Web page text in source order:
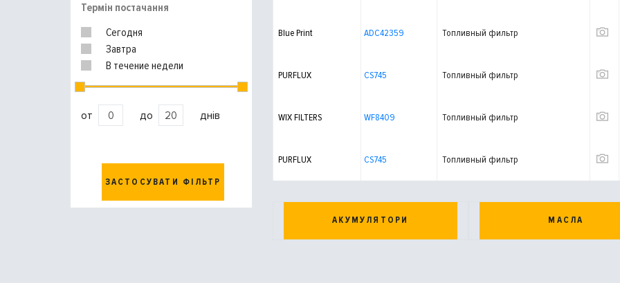
Термін постачання
Сегодня
Завтра
В течение недели
от до днів
ЗАСТОСУВАТИ ФІЛЬТР
Blue Print ADC42359 Топливный фильтр
PURFLUX CS745 Топливный фильтр
WIX FILTERS WF8409 Топливный фильтр
PURFLUX CS745 Топливный фильтр
АКУМУЛЯТОРИ МАСЛА